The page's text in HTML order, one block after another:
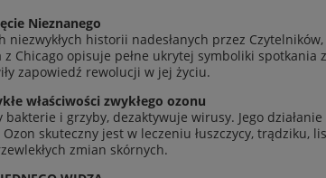
Niez­nanego
niezwykłych his­torii nadesłanych przez
z Chicago opisuje pełne ukry­tej sym­bo­l­iki
zapowiedź rewolucji w jej życiu.
właś­ci­wości zwykłego ozonu
bak­terie i grzyby, deza­k­ty­wuje wirusy. Jego
skuteczny jest w lecze­niu łuszczycy, trądziku,
zmian skórnych.